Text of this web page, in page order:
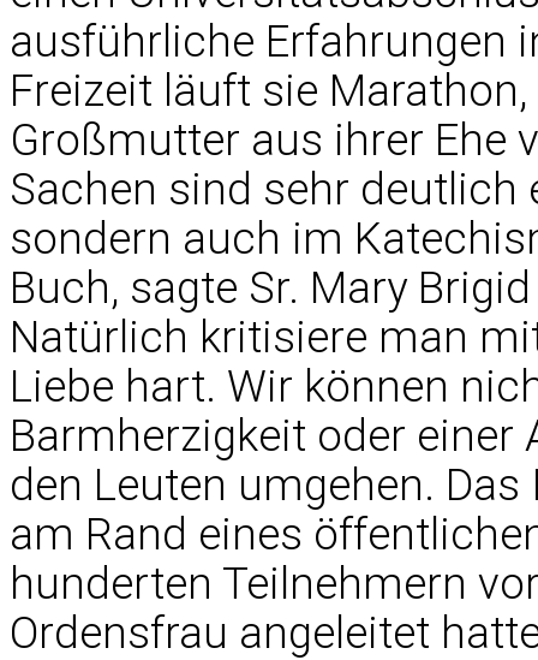
ausführliche Erfahrungen
Freizeit läuft sie
Großmutter aus ihrer Ehe
Sachen sind sehr deutlich
sondern auch im
Buch, sagte Sr. Mary
Natürlich kritisiere man
Liebe hart. Wir können
Barmherzigkeit oder
den Leuten umgehen.
am Rand eines
hunderten Teilnehmern
Ordensfrau angeleitet